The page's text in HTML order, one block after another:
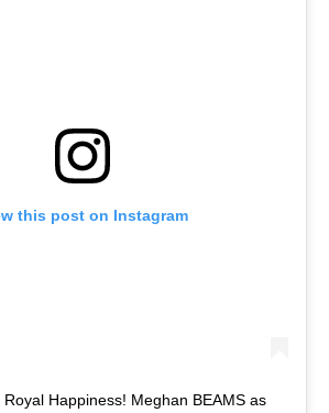
this post on Instagram
Royal Happiness! Meghan BEAMS as